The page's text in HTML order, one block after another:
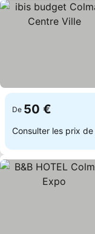
De 50 €
Consulter les prix de